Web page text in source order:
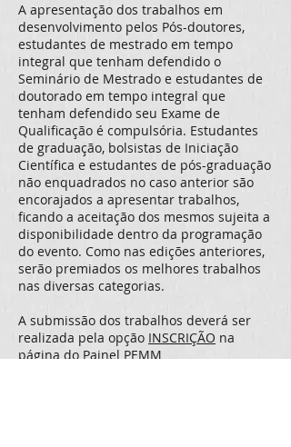
A apresentação dos trabalhos em
desenvolvimento pelos Pós-doutores,
estudantes de mestrado em tempo
integral que tenham defendido o
Seminário de Mestrado e estudantes de
doutorado em tempo integral que
tenham defendido seu Exame de
Qualificação é compulsória. Estudantes
de graduação, bolsistas de Iniciação
Científica e estudantes de pós-graduação
não enquadrados no caso anterior são
encorajados a apresentar trabalhos,
ficando a aceitação dos mesmos sujeita a
disponibilidade dentro da programação
do evento. Como nas edições anteriores,
serão premiados os melhores trabalhos
nas diversas categorias.
A submissão dos trabalhos deverá ser
realizada pela opção INSCRIÇÃO na
página do Painel PEMM